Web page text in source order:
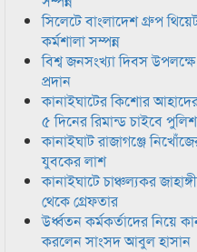
সিলেটে বাংলাদেশ গ্রুপ
কর্মশালা সম্পন্ন
বিশ্ব জনসংখ্যা দিবস
প্রদান
কানাইঘাটের কিশোর
৫ দিনের রিমান্ড চাইবে পুলিশ
কানাইঘাট রাজাগঞ্জে
যুবকের লাশ
কানাইঘাটে চাঞ্চল্যকর
থেকে গ্রেফতার
উর্ধ্বতন কর্মকর্তাদের নিয়ে
করলেন সাংসদ আবুল হাসান